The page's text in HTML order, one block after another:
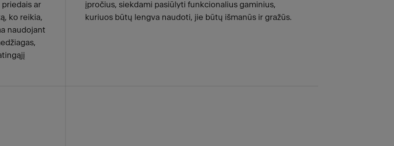
ar
ko reikia,
naudojant
įpročius, siekdami pasiūlyti funkcionalius gaminius,
kuriuos būtų lengva naudoti, jie būtų išmanūs ir gražūs.